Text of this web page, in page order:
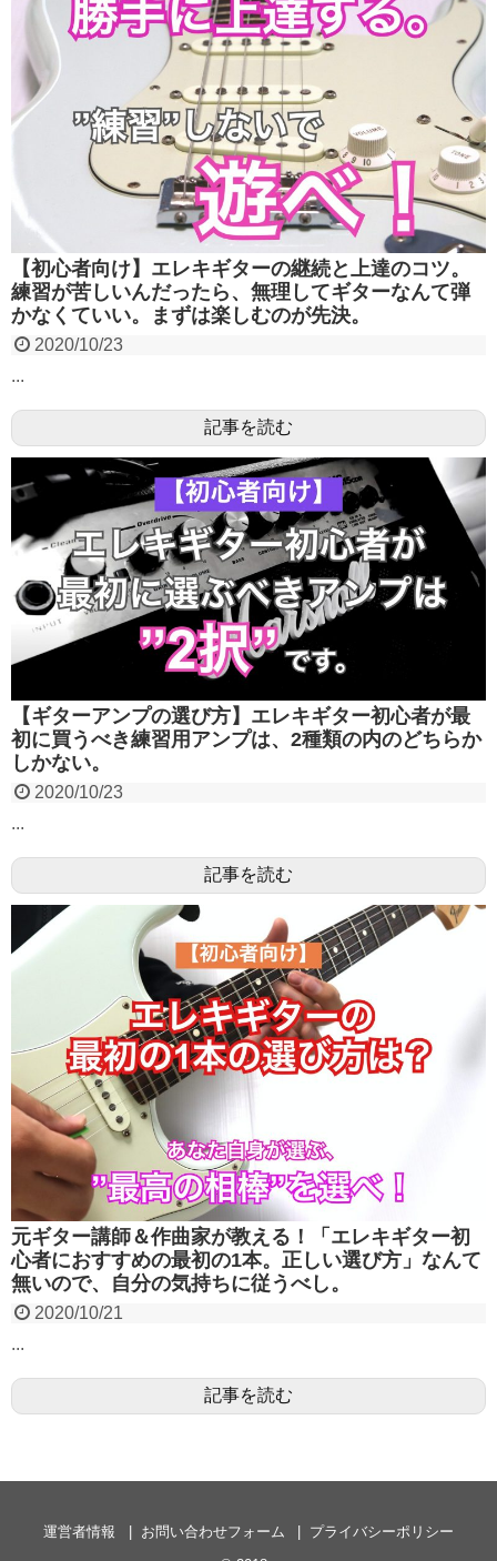
【初心者向け】エレキギターの継続と上達のコツ。
練習が苦しいんだったら、無理してギターなんて弾
かなくていい。まずは楽しむのが先決。
2020/10/23
...
記事を読む
【ギターアンプの選び方】エレキギター初心者が最
初に買うべき練習用アンプは、2種類の内のどちらか
しかない。
2020/10/23
...
記事を読む
元ギター講師＆作曲家が教える！「エレキギター初
心者におすすめの最初の1本。正しい選び方」なんて
無いので、自分の気持ちに従うべし。
2020/10/21
...
記事を読む
運営者情報 お問い合わせフォーム
プライバシーポリシー